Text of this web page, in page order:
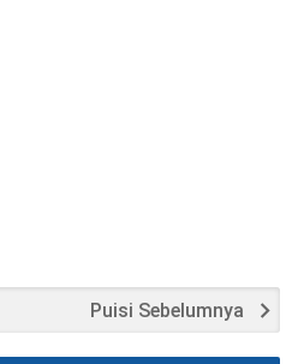
Puisi Sebelumnya